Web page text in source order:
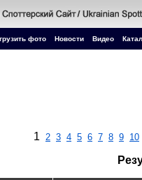
фото Новости Видео
1 2 3 4 5 6 7 8 9 10